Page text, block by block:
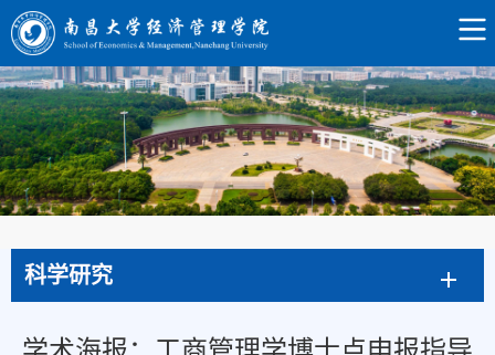
科学研究